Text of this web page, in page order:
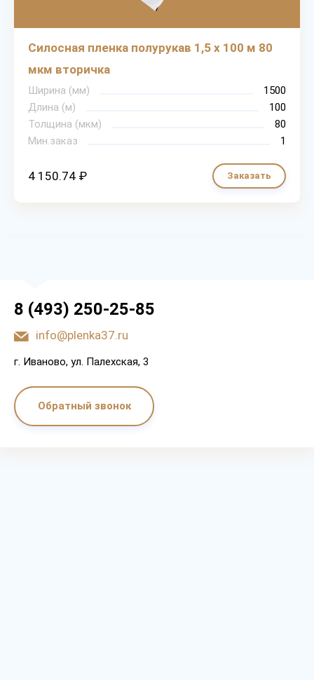
Силосная пленка полурукав 1,5 х 100 м 80
мкм вторичка
Ширина (мм)
1500
Длина (м)
100
Толщина (мкм)
80
Мин.заказ
1
4 150.74 ₽ Заказать
8 (493) 250-25-85
info@plenka37.ru
г. Иваново, ул. Палехская, 3
Обратный звонок